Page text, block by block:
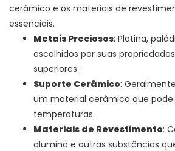
cerâmico e os materiais de
essenciais.
Metais Preciosos: Platina,
escolhidos por suas
superiores.
Suporte Cerâmico:
um material cerâmico que pode
temperaturas.
Materiais de Revestimento:
alumina e outras substâncias